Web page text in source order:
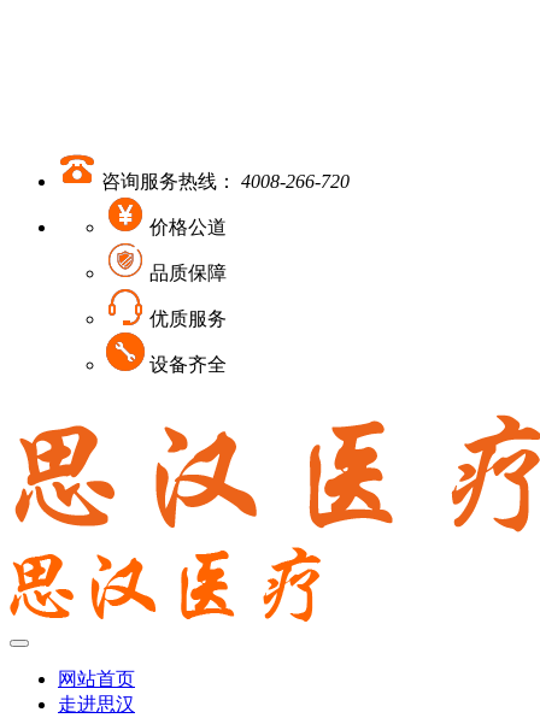
咨询服务热线： 4008-266-720
价格公道
品质保障
优质服务
设备齐全
网站首页
走进思汉